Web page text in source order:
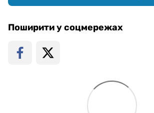
Поширити у соцмережах